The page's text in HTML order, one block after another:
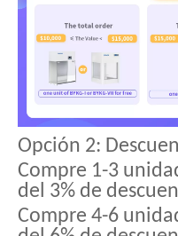
Opción 2:
Compre 1-3
del 3% de
Compre 4-6